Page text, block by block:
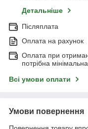
Детальніше
Післяплата
Оплата на рахунок
Оплата при
потрібна
Всі умови оплати
Умови повернення